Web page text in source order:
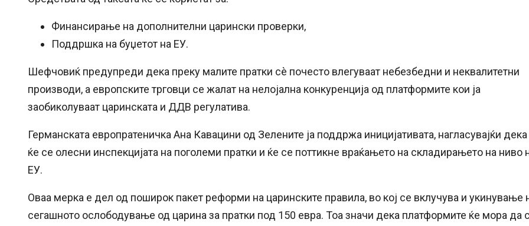
Финансирање на дополнителни царински проверки,
Поддршка на буџетот на ЕУ.
Шефчовиќ предупреди дека преку малите пратки сè почесто влегуваат небезбедни и неквалитетни
производи, а европските трговци се жалат на нелојална конкуренција од платформите кои ја
заобиколуваат царинската и ДДВ регулатива.
Германската европратеничка Ана Кавацини од Зелените ја поддржа иницијативата, нагласувајќи дека
ќе се олесни инспекцијата на поголеми пратки и ќе се поттикне враќањето на складирањето на ниво
ЕУ.
Оваа мерка е дел од поширок пакет реформи на царинските правила, во кој се вклучува и укинување
сегашното ослободување од царина за пратки под 150 евра. Тоа значи дека платформите ќе мора да